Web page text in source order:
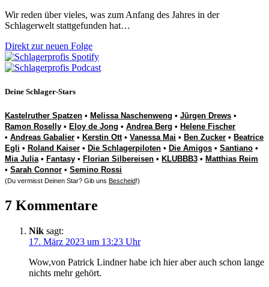
Wir reden über vieles, was zum Anfang des Jahres in der
Schlagerwelt stattgefunden hat…
Direkt zur neuen Folge
Deine Schlager-Stars
Kastelruther Spatzen • Melissa Naschenweng • Jürgen Drews •
Ramon Roselly • Eloy de Jong • Andrea Berg • Helene Fischer
• Andreas Gabalier • Kerstin Ott• Vanessa Mai • Ben Zucker • Beatrice
Egli • Roland Kaiser • Die Schlagerpiloten • Die Amigos • Santiano •
Mia Julia • Fantasy • Florian Silbereisen • KLUBBB3 • Matthias Reim
• Sarah Connor • Semino Rossi
(Du vermisst Deinen Star? Gib uns Bescheid!)
7 Kommentare
Nik sagt:
17. März 2023 um 13:23 Uhr
Wow,von Patrick Lindner habe ich hier aber auch schon lange
nichts mehr gehört.